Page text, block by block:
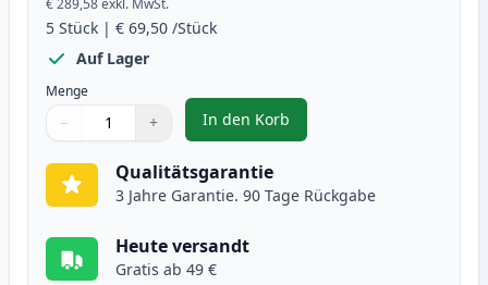
€ 289,58exkl. MwSt.
5 Stück | € 69,50 /Stück
Auf Lager
Menge
Verwenden Sie die Tasten, um anzupassen
− +
1
In den Korb
, 5 stück Canon 715H schwarz
Qualitätsgarantie
3 Jahre Garantie. 90 Tage Rückgabe
Heute versandt
Gratis ab 49 €